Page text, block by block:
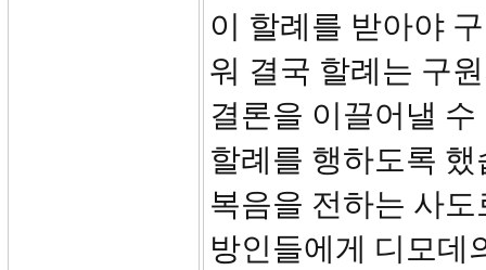
이 할례를 받아야
워 결국 할례는 구
결론을 이끌어낼
할례를 행하도록
복음을 전하는 사
방인들에게 디모데